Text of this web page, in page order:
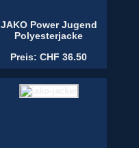
JAKO Power Jugend
Polyesterjacke
Preis: CHF 36.50